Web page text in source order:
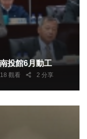
投館6月動工
觀看 2 分享